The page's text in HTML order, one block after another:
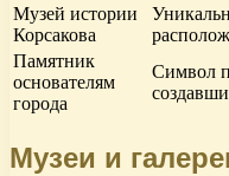
Музей истории
Корсакова
Памятник
основателям
города
Символ
Музеи и